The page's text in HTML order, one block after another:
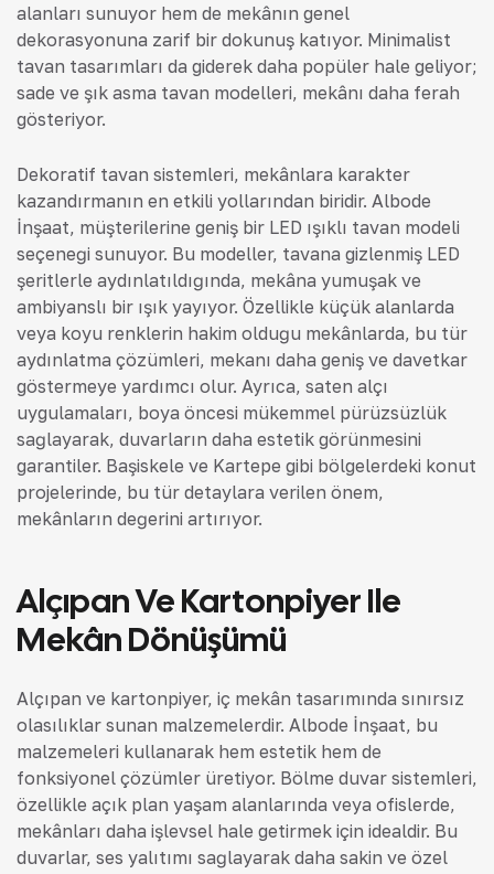
alanları sunuyor hem de mekânın genel
dekorasyonuna zarif bir dokunuş katıyor. Minimalist
tavan tasarımları da giderek daha popüler hale geliyor;
sade ve şık asma tavan modelleri, mekânı daha ferah
gösteriyor.
Dekoratif tavan sistemleri, mekânlara karakter
kazandırmanın en etkili yollarından biridir. Albode
İnşaat, müşterilerine geniş bir LED ışıklı tavan modeli
seçeneği sunuyor. Bu modeller, tavana gizlenmiş LED
şeritlerle aydınlatıldığında, mekâna yumuşak ve
ambiyanslı bir ışık yayıyor. Özellikle küçük alanlarda
veya koyu renklerin hakim olduğu mekânlarda, bu tür
aydınlatma çözümleri, mekanı daha geniş ve davetkar
göstermeye yardımcı olur. Ayrıca, saten alçı
uygulamaları, boya öncesi mükemmel pürüzsüzlük
sağlayarak, duvarların daha estetik görünmesini
garantiler. Başiskele ve Kartepe gibi bölgelerdeki konut
projelerinde, bu tür detaylara verilen önem,
mekânların değerini artırıyor.
Alçıpan Ve Kartonpiyer Ile
Mekân Dönüşümü
Alçıpan ve kartonpiyer, iç mekân tasarımında sınırsız
olasılıklar sunan malzemelerdir. Albode İnşaat, bu
malzemeleri kullanarak hem estetik hem de
fonksiyonel çözümler üretiyor. Bölme duvar sistemleri,
özellikle açık plan yaşam alanlarında veya ofislerde,
mekânları daha işlevsel hale getirmek için idealdir. Bu
duvarlar, ses yalıtımı sağlayarak daha sakin ve özel